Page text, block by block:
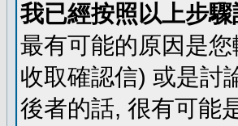
我已經按照以上步
最有可能的原因是
收取確認信) 或是討
後者的話, 很有可能